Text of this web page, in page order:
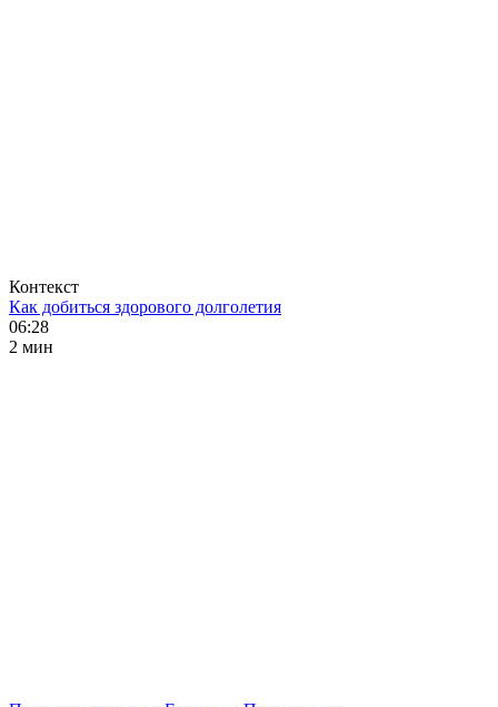
Контекст
Как добиться здорового долголетия
06:28
2 мин